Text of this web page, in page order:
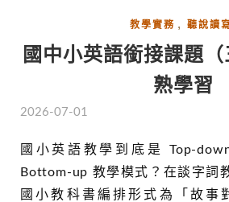
教學實務 , 聽說讀
國中小英語銜接課題
熟學習
2026-07-01
國小英語教學到底是 Top-down 教學模式？還是
Bottom-up 教學模式？在談字詞
國小教科書編排形式為「故